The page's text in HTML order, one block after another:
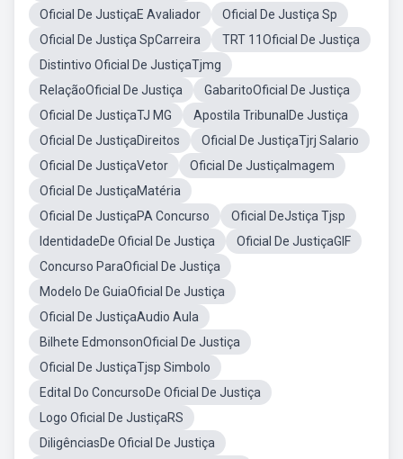
Oficial De JustiçaE Avaliador
Oficial De Justiça Sp
Oficial De Justiça SpCarreira
TRT 11Oficial De Justiça
Distintivo Oficial De JustiçaTjmg
RelaçãoOficial De Justiça
GabaritoOficial De Justiça
Oficial De JustiçaTJ MG
Apostila TribunalDe Justiça
Oficial De JustiçaDireitos
Oficial De JustiçaTjrj Salario
Oficial De JustiçaVetor
Oficial De JustiçaImagem
Oficial De JustiçaMatéria
Oficial De JustiçaPA Concurso
Oficial DeJstiça Tjsp
IdentidadeDe Oficial De Justiça
Oficial De JustiçaGIF
Concurso ParaOficial De Justiça
Modelo De GuiaOficial De Justiça
Oficial De JustiçaAudio Aula
Bilhete EdmonsonOficial De Justiça
Oficial De JustiçaTjsp Simbolo
Edital Do ConcursoDe Oficial De Justiça
Logo Oficial De JustiçaRS
DiligênciasDe Oficial De Justiça